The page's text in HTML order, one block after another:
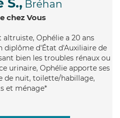
Bréhan
chez Vous
altruiste, Ophélie a 20 ans
diplôme d'État d'Auxiliaire de
bien les troubles rénaux ou
urinaire, Ophélie apporte ses
de nuit, toilette/habillage,
et ménage*